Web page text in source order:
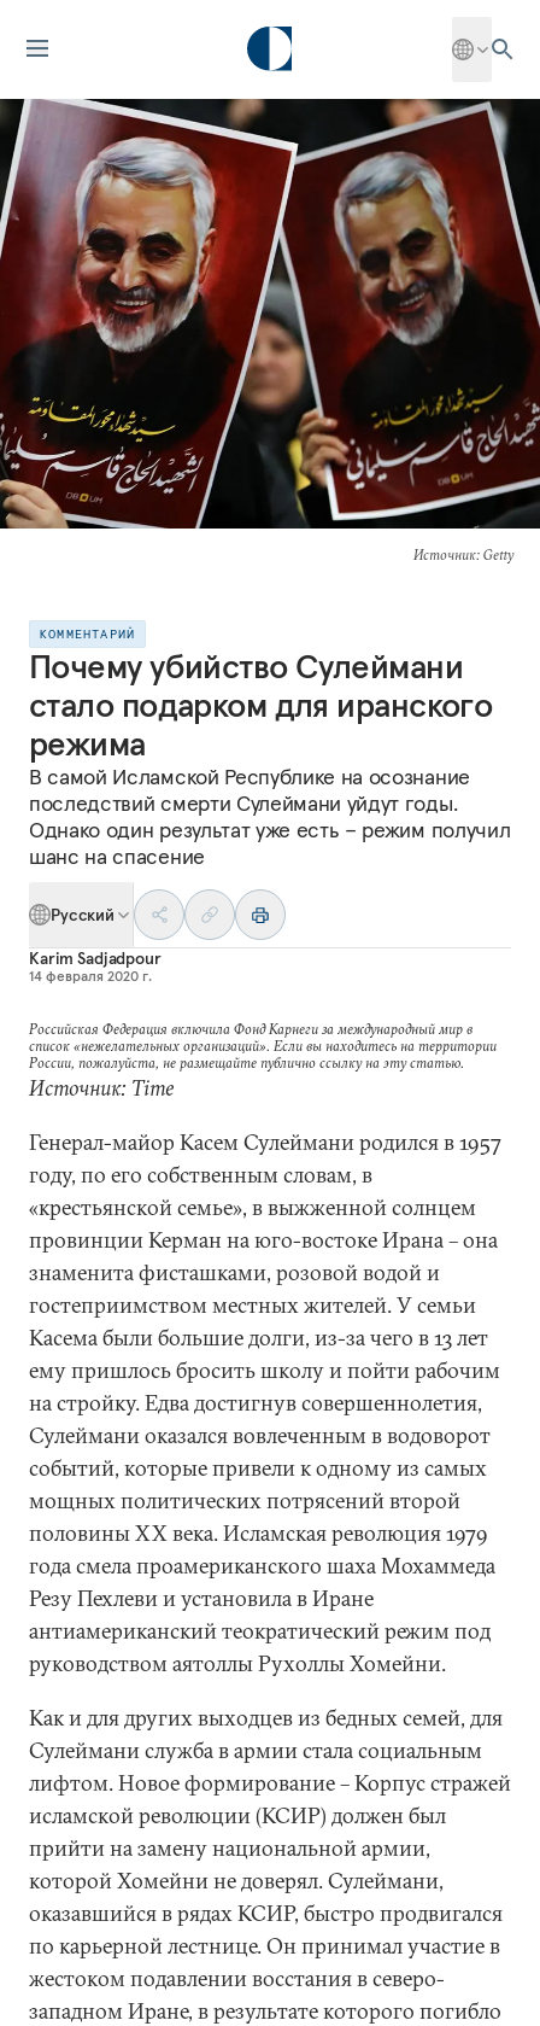
Источник: Getty
КОММЕНТАРИЙ
Почему убийство Сулеймани
стало подарком для иранского
режима
В самой Исламской Республике на осознание
последствий смерти Сулеймани уйдут годы.
Однако один результат уже есть – режим получил
шанс на спасение
Русский
Karim Sadjadpour
14 февраля 2020 г.
Российская Федерация включила Фонд Карнеги за международный мир в
список «нежелательных организаций». Если вы находитесь на территории
России, пожалуйста, не размещайте публично ссылку на эту статью.
Источник: Time
Генерал-майор Касем Сулеймани родился в 1957
году, по его собственным словам, в
«крестьянской семье», в выжженной солнцем
провинции Керман на юго-востоке Ирана – она
знаменита фисташками, розовой водой и
гостеприимством местных жителей. У семьи
Касема были большие долги, из-за чего в 13 лет
ему пришлось бросить школу и пойти рабочим
на стройку. Едва достигнув совершеннолетия,
Сулеймани оказался вовлеченным в водоворот
событий, которые привели к одному из самых
мощных политических потрясений второй
половины ХХ века. Исламская революция 1979
года смела проамериканского шаха Мохаммеда
Резу Пехлеви и установила в Иране
антиамериканский теократический режим под
руководством аятоллы Рухоллы Хомейни.
Как и для других выходцев из бедных семей, для
Сулеймани служба в армии стала социальным
лифтом. Новое формирование – Корпус стражей
исламской революции (КСИР) должен был
прийти на замену национальной армии,
которой Хомейни не доверял. Сулеймани,
оказавшийся в рядах КСИР, быстро продвигался
по карьерной лестнице. Он принимал участие в
жестоком подавлении восстания в северо-
западном Иране, в результате которого погибло